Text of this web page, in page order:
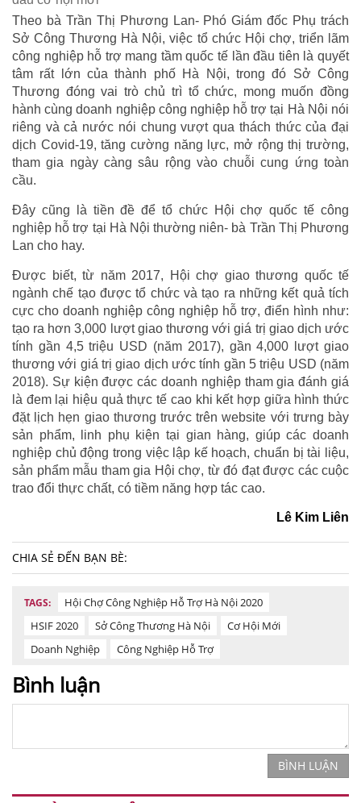
Theo bà Trần Thị Phương Lan- Phó Giám đốc Phụ trách
Sở Công Thương Hà Nội, việc tổ chức Hội chợ, triển lãm
công nghiệp hỗ trợ mang tầm quốc tế lần đầu tiên là quyết
tâm rất lớn của thành phố Hà Nội, trong đó Sở Công
Thương đóng vai trò chủ trì tổ chức, mong muốn đồng
hành cùng doanh nghiệp công nghiệp hỗ trợ tại Hà Nội nói
riêng và cả nước nói chung vượt qua thách thức của đại
dịch Covid-19, tăng cường năng lực, mở rộng thị trường,
tham gia ngày càng sâu rộng vào chuỗi cung ứng toàn
cầu.
Đây cũng là tiền đề để tổ chức Hội chợ quốc tế công
nghiệp hỗ trợ tại Hà Nội thường niên- bà Trần Thị Phương
Lan cho hay.
Được biết, từ năm 2017, Hội chợ giao thương quốc tế
ngành chế tạo được tổ chức và tạo ra những kết quả tích
cực cho doanh nghiệp công nghiệp hỗ trợ, điển hình như:
tạo ra hơn 3,000 lượt giao thương với giá trị giao dịch ước
tính gần 4,5 triệu USD (năm 2017), gần 4,000 lượt giao
thương với giá trị giao dịch ước tính gần 5 triệu USD (năm
2018). Sự kiện được các doanh nghiệp tham gia đánh giá
là đem lại hiệu quả thực tế cao khi kết hợp giữa hình thức
đặt lịch hẹn giao thương trước trên website với trưng bày
sản phẩm, linh phụ kiện tại gian hàng, giúp các doanh
nghiệp chủ động trong việc lập kế hoạch, chuẩn bị tài liệu,
sản phẩm mẫu tham gia Hội chợ, từ đó đạt được các cuộc
trao đổi thực chất, có tiềm năng hợp tác cao.
Lê Kim Liên
CHIA SẺ ĐẾN BẠN BÈ:
TAGS:
Hội Chợ Công Nghiệp Hỗ Trợ Hà Nội 2020
HSIF 2020
Sở Công Thương Hà Nội
Cơ Hội Mới
Doanh Nghiệp
Công Nghiệp Hỗ Trợ
Bình luận
BÌNH LUẬN